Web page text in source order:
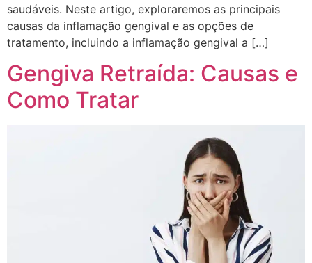
saudáveis. Neste artigo, exploraremos as principais
causas da inflamação gengival e as opções de
tratamento, incluindo a inflamação gengival a […]
Gengiva Retraída: Causas e
Como Tratar